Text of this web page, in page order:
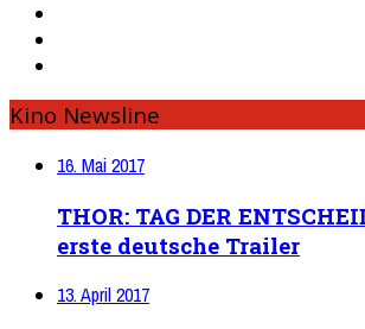
Kino Newsline
16. Mai 2017
THOR: TAG DER
erste deutsche Trailer
13. April 2017